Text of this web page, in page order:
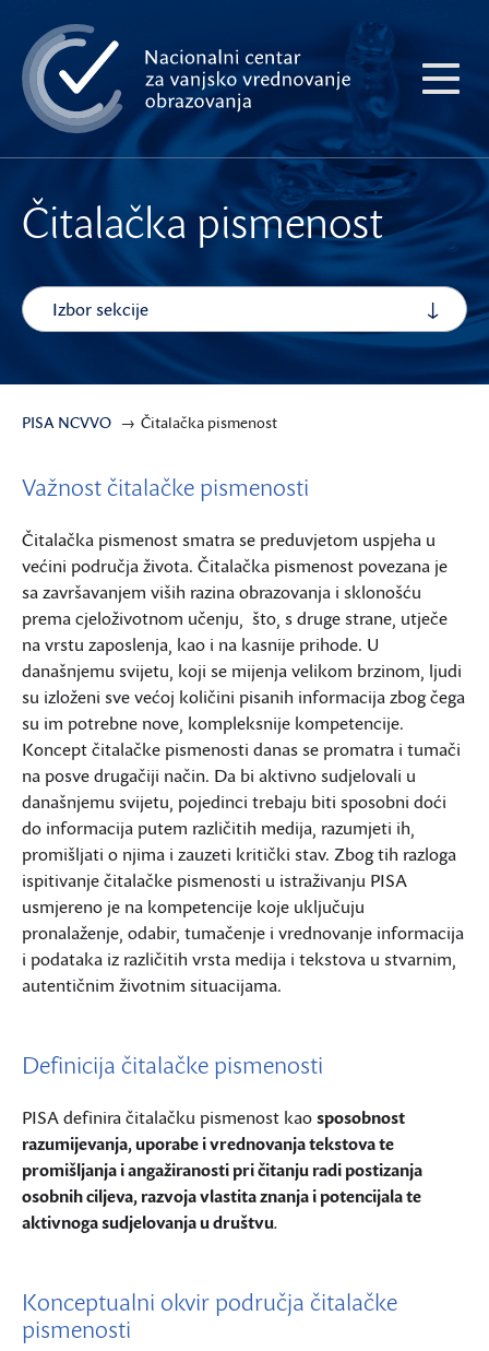
na
glavni
sadržaj
Čitalačka pismenost
Izbor sekcije
PISA NCVVO Čitalačka pismenost
Važnost čitalačke pismenosti
Čitalačka pismenost smatra se preduvjetom uspjeha u
većini područja života. Čitalačka pismenost povezana je
sa završavanjem viših razina obrazovanja i sklonošću
prema cjeloživotnom učenju, što, s druge strane, utječe
na vrstu zaposlenja, kao i na kasnije prihode. U
današnjemu svijetu, koji se mijenja velikom brzinom, ljudi
su izloženi sve većoj količini pisanih informacija zbog čega
su im potrebne nove, kompleksnije kompetencije.
Koncept čitalačke pismenosti danas se promatra i tumači
na posve drugačiji način. Da bi aktivno sudjelovali u
današnjemu svijetu, pojedinci trebaju biti sposobni doći
do informacija putem različitih medija, razumjeti ih,
promišljati o njima i zauzeti kritički stav. Zbog tih razloga
ispitivanje čitalačke pismenosti u istraživanju PISA
usmjereno je na kompetencije koje uključuju
pronalaženje, odabir, tumačenje i vrednovanje informacija
i podataka iz različitih vrsta medija i tekstova u stvarnim,
autentičnim životnim situacijama.
Definicija čitalačke pismenosti
PISA definira čitalačku pismenost kaosposobnost
razumijevanja, uporabe i vrednovanja tekstova te
promišljanja i angažiranosti pri čitanju radi postizanja
osobnih ciljeva, razvoja vlastita znanja i potencijala te
aktivnoga sudjelovanja u društvu.
Konceptualni okvir područja čitalačke
pismenosti